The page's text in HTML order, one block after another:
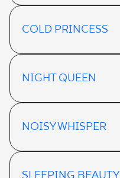
COLD PRINCESS
NIGHT QUEEN
NOISY WHISPER